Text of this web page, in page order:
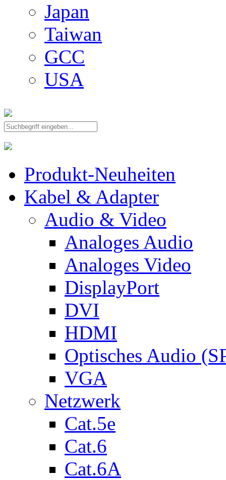
Japan
Taiwan
GCC
USA
Produkt-Neuheiten
Kabel & Adapter
Audio & Video
Analoges Audio
Analoges Video
DisplayPort
DVI
HDMI
Optisches Audio
VGA
Netzwerk
Cat.5e
Cat.6
Cat.6A